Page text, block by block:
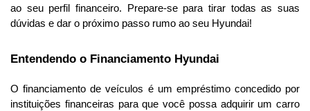
ao seu perfil financeiro. Prepare-se para tirar todas as suas
dúvidas e dar o próximo passo rumo ao seu Hyundai!
Entendendo o Financiamento Hyundai
O financiamento de veículos é um empréstimo concedido por
instituições financeiras para que você possa adquirir um carro